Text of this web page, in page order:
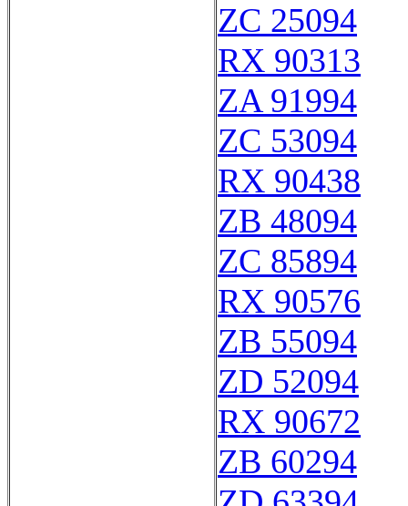
ZC 25094
RX 90313
ZA 91994
ZC 53094
RX 90438
ZB 48094
ZC 85894
RX 90576
ZB 55094
ZD 52094
RX 90672
ZB 60294